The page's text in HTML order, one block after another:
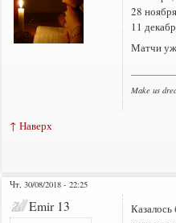
28
11
Матчи
Make us
↑ Наверх
Чт, 30/08/2018 - 22:25
Emir 13